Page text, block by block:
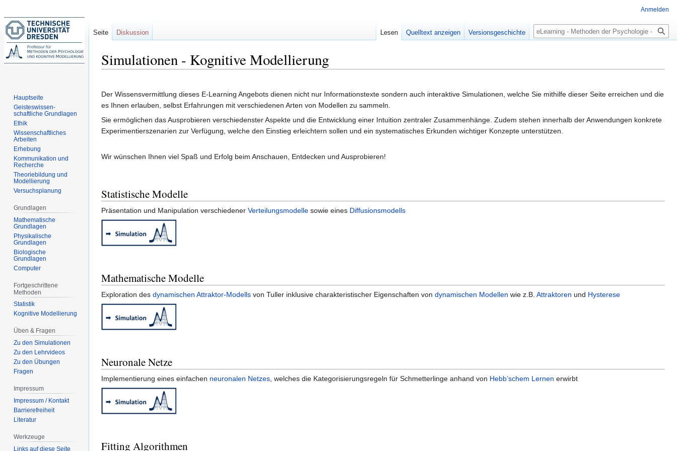
Simulationen - Kognitive Modellierung
Navigation
springen
Suche
springen
Der Wissensvermittlung dieses E-Learning Angebots dienen nicht nur Informationstexte sondern auch interaktive Simulationen, welche Sie mithilfe dieser Seite erreichen und die
es Ihnen erlauben, selbst Erfahrungen mit verschiedenen Arten von Modellen zu sammeln.
Sie ermöglichen das Ausprobieren verschiedenster Aspekte und die Entwicklung einer Intuition zentraler Zusammenhänge. Zudem stehen innerhalb der Anwendungen konkrete
Experimentierszenarien zur Verfügung, welche den Einstieg erleichtern sollen und ein systematisches Erkunden wichtiger Konzepte unterstützen.
Wir wünschen Ihnen viel Spaß und Erfolg beim Anschauen, Entdecken und Ausprobieren!
Statistische Modelle
Präsentation und Manipulation verschiedener Verteilungsmodelle sowie eines Diffusionsmodells
Mathematische Modelle
Exploration des dynamischen Attraktor-Modells von Tuller inklusive charakteristischer Eigenschaften von dynamischen Modellen wie z.B. Attraktoren und Hysterese
Neuronale Netze
Implementierung eines einfachen neuronalen Netzes, welches die Kategorisierungsregeln für Schmetterlinge anhand von Hebb’schem Lernen erwirbt
Fitting Algorithmen
Anmelden
Seite Diskussion Lesen Quelltext anzeigen Versionsgeschichte Suche
Hauptseite
Geisteswissen-
schaftliche Grundlagen
Ethik
Wissenschaftliches
Arbeiten
Erhebung
Kommunikation und
Recherche
Theoriebildung und
Modellierung
Versuchsplanung
Grundlagen
Mathematische
Grundlagen
Physikalische
Grundlagen
Biologische
Grundlagen
Computer
Fortgeschrittene
Methoden
Statistik
Kognitive Modellierung
Üben & Fragen
Zu den Simulationen
Zu den Lehrvideos
Zu den Übungen
Fragen
Impressum
Impressum / Kontakt
Barrierefreiheit
Literatur
Werkzeuge
Links auf diese Seite